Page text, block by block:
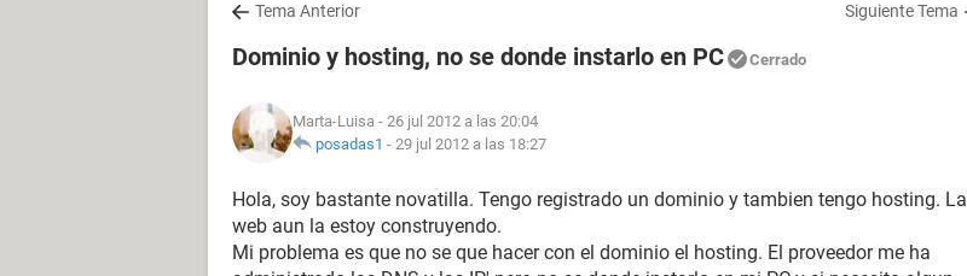
Tema Anterior Siguiente Tema
Dominio y hosting, no se donde instarlo en PC Cerrado
Marta-Luisa - 26 jul 2012 a las 20:04
posadas1 - 29 jul 2012 a las 18:27
Hola, soy bastante novatilla. Tengo registrado un dominio y tambien tengo hosting. La
web aun la estoy construyendo.
Mi problema es que no se que hacer con el dominio el hosting. El proveedor me ha